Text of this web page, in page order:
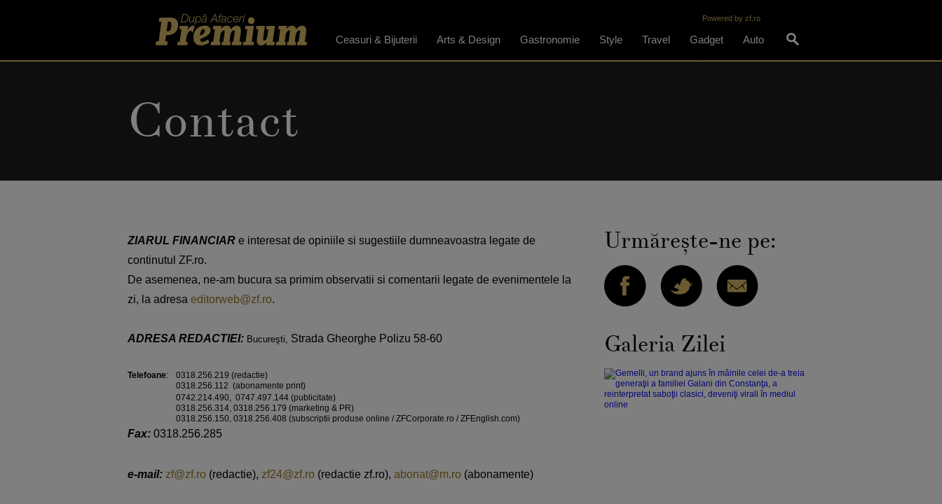
Ceasuri & Bijuterii Arts & Design Gastronomie Style Travel Gadget Auto
Powered by zf.ro
Contact
ZIARUL FINANCIAR e interesat de opiniile si sugestiile dumneavoastra legate de
continutul ZF.ro.
De asemenea, ne-am bucura sa primim observatii si comentarii legate de evenimentele la
zi, la adresa editorweb@zf.ro.
ADRESA REDACTIEI: Bucureşti, Strada Gheorghe Polizu 58-60
Telefoane:
0318.256.219 (redactie)
0318.256.112 (abonamente print)
0742.214.490, 0747.497.144 (publicitate)
0318.256.314, 0318.256.179 (marketing & PR)
0318.256.150, 0318.256.408 (subscriptii produse online / ZFCorporate.ro / ZFEnglish.com)
Fax: 0318.256.285
e-mail: zf@zf.ro (redactie), zf24@zf.ro (redactie zf.ro), abonat@m.ro (abonamente)
Urmăreşte-ne pe:
Galeria Zilei